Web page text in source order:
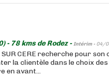
- 78 kms de Rodez -Intérim - 04/
CERE recherche pour
la clientèle dans le choix
en avant...